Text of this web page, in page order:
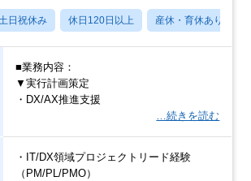
日祝休み 休日120日以上 産休・育休あり
■業務内容：
▼実行計画策定
・DX/AX推進支援
…続きを読む
・IT/DX領域プロジェクトリード経験
（PM/PL/PMO）